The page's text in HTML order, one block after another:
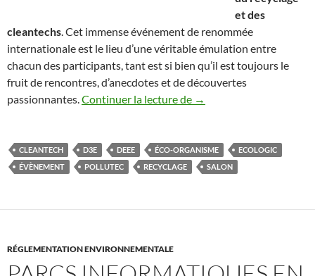
et des
cleantechs. Cet immense événement de renommée
internationale est le lieu d’une véritable émulation entre
chacun des participants, tant est si bien qu’il est toujours le
fruit de rencontres, d’anecdotes et de découvertes
passionnantes.Continuer la lecture de L’éco-organisme
→
CLEANTECH D3E DEEE ÉCO-ORGANISME
ECOLOGIC
ÉVÈNEMENT
POLLUTEC RECYCLAGE SALON
RÉGLEMENTATION ENVIRONNEMENTALE